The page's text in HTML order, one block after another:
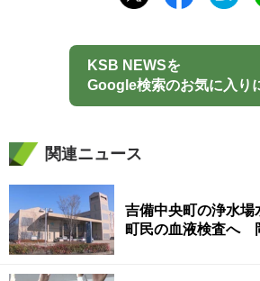
KSB NEWSを
Google検索のお気に入り
関連ニュース
吉備中央町の浄水
町民の血液検査へ